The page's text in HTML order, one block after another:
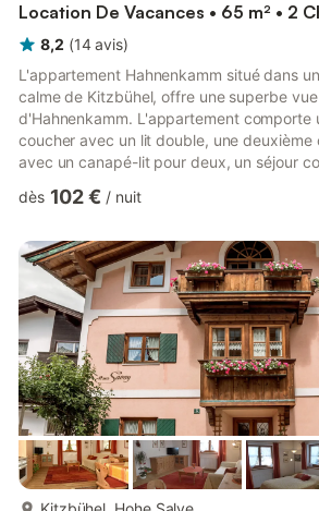
Location De Vacances • 65 m² • 2
8,2 (14 avis)
L'appartement Hahnenkamm situé dans
calme de Kitzbühel, offre une superbe
d'Hahnenkamm. L'appartement comporte
coucher avec un lit double, une deuxième
avec un canapé-lit pour deux, un séjour
trouverez aussi une cuisine entièrement
chaises de jardin et d'un jardin. Par un
minutes à pied à peine suffiront pour
dès 102 € / nuit